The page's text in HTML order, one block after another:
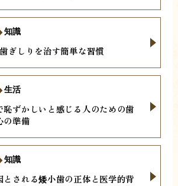
ぎしりを治す簡単な習慣
知識
恥ずかしいと感じる人のための歯
の準備
生活
とされる矮小歯の正体と医学的背
知識